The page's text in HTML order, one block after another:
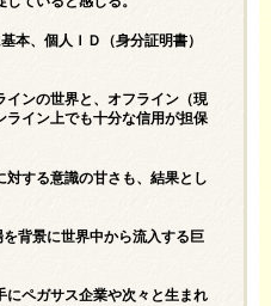
本、個人ＩＤ（身分証明書）
インの世界と、オフライン（現
ライン上でも十分な信用が担保
対する意識の甘さも、結果とし
背景に世界中から流入する巨
にペガサス企業や次々と生まれ